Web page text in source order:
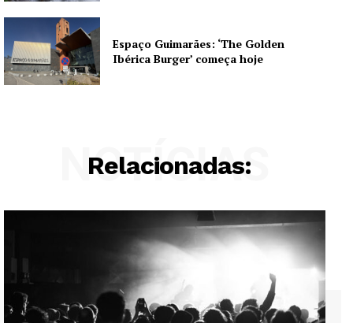
Espaço Guimarães: ‘The Golden
Ibérica Burger’ começa hoje
Relacionadas:
NOTÍCIAS